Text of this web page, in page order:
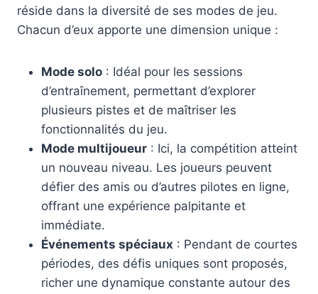
réside dans la diversité de ses modes de jeu.
Chacun d’eux apporte une dimension unique :
Mode solo : Idéal pour les sessions
d’entraînement, permettant d’explorer
plusieurs pistes et de maîtriser les
fonctionnalités du jeu.
Mode multijoueur : Ici, la compétition atteint
un nouveau niveau. Les joueurs peuvent
défier des amis ou d’autres pilotes en ligne,
offrant une expérience palpitante et
immédiate.
Événements spéciaux : Pendant de courtes
périodes, des défis uniques sont proposés,
richer une dynamique constante autour des